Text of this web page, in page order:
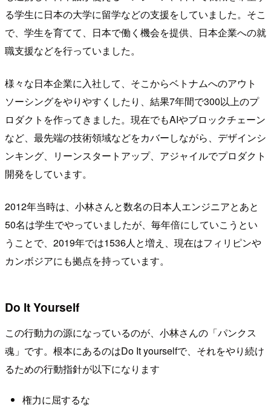
る学生に日本の大学に留学などの支援をしていました。そこ
で、学生を育てて、日本で働く機会を提供、日本企業への就
職支援などを行っていました。
様々な日本企業に入社して、そこからベトナムへのアウト
ソーシングをやりやすくしたり、結果7年間で300以上のプ
ロダクトを作ってきました。現在でもAIやブロックチェーン
など、最先端の技術領域などをカバーしながら、デザインシ
ンキング、リーンスタートアップ、アジャイルでプロダクト
開発をしています。
2012年当時は、小林さんと数名の日本人エンジニアとあと
50名は学生でやっていましたが、毎年倍にしていこうとい
うことで、2019年では1536人と増え、現在はフィリピンや
カンボジアにも拠点を持っています。
Do It Yourself
この行動力の源になっているのが、小林さんの「パンクス
魂」です。根本にあるのはDo It yourselfで、それをやり続け
るための行動指針が以下になります
権力に屈するな